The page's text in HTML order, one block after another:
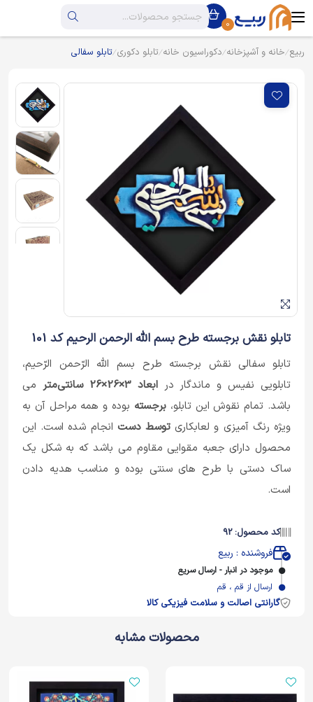
0
ربیع خانه و آشپزخانه دکوراسیون خانه تابلو دکوری تابلو سفالی
تابلو نقش برجسته طرح بسم الله الرحمن الرحیم کد 101
تابلو سفالی نقش برجسته طرح بسم الله الرّحمن الرّحیم،
تابلویی نفیس و ماندگار درابعاد 3×26×26 سانتی‌متر
می
باشد. تمام نقوش این تابلو، برجسته بوده و همه مراحل آن به
ویژه رنگ آمیزی و لعابکاری توسط دست انجام شده است. این
محصول دارای جعبه مقوایی مقاوم می باشد که به شکل یک
ساک دستی با طرح های سنتی بوده و مناسب هدیه دادن
است.
کد محصول: 92
فروشنده : ربیع
موجود در انبار - ارسال سریع
ارسال از قم ، قم
گارانتی اصالت و سلامت فیزیکی کالا
محصولات مشابه